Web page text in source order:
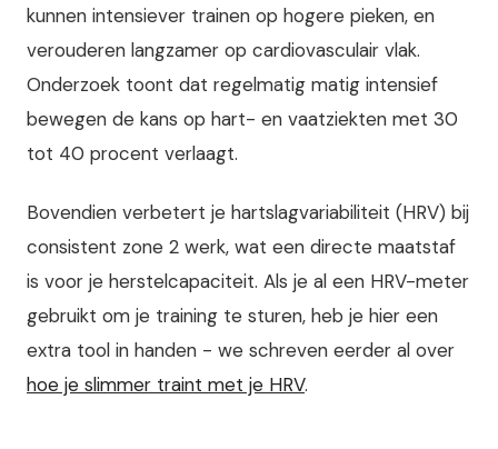
kunnen intensiever trainen op hogere pieken, en
verouderen langzamer op cardiovasculair vlak.
Onderzoek toont dat regelmatig matig intensief
bewegen de kans op hart- en vaatziekten met 30
tot 40 procent verlaagt.
Bovendien verbetert je hartslagvariabiliteit (HRV) bij
consistent zone 2 werk, wat een directe maatstaf
is voor je herstelcapaciteit. Als je al een HRV-meter
gebruikt om je training te sturen, heb je hier een
extra tool in handen - we schreven eerder al over
hoe je slimmer traint met je HRV.